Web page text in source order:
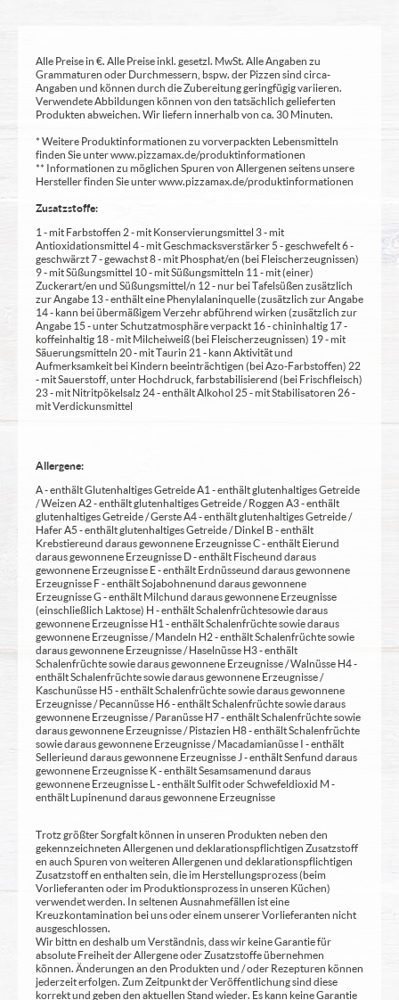
Alle Preise in €. Alle Preise inkl. gesetzl. MwSt. Alle Angaben zu
Grammaturen oder Durchmessern, bspw. der Pizzen sind circa-
Angaben und können durch die Zubereitung geringfügig variieren.
Verwendete Abbildungen können von den tatsächlich gelieferten
Produkten abweichen. Wir liefern innerhalb von ca. 30 Minuten.
* Weitere Produktinformationen zu vorverpackten Lebensmitteln
finden Sie unter www.pizzamax.de/produktinformationen
** Informationen zu möglichen Spuren von Allergenen seitens unsere
Hersteller finden Sie unter www.pizzamax.de/produktinformationen
Zusatzstoffe:
1 - mit Farbstoffen 2 - mit Konservierungsmittel 3 - mit
Antioxidationsmittel 4 - mit Geschmacksverstärker 5 - geschwefelt 6 -
geschwärzt 7 - gewachst 8 - mit Phosphat/en (bei Fleischerzeugnissen)
9 - mit Süßungsmittel 10 - mit Süßungsmitteln 11 - mit (einer)
Zuckerart/en und Süßungsmittel/n 12 - nur bei Tafelsüßen zusätzlich
zur Angabe 13 - enthält eine Phenylalaninquelle (zusätzlich zur Angabe
14 - kann bei übermäßigem Verzehr abführend wirken (zusätzlich zur
Angabe 15 - unter Schutzatmosphäre verpackt 16 - chininhaltig 17 -
koffeinhaltig 18 - mit Milcheiweiß (bei Fleischerzeugnissen) 19 - mit
Säuerungsmitteln 20 - mit Taurin 21 - kann Aktivität und
Aufmerksamkeit bei Kindern beeinträchtigen (bei Azo-Farbstoffen) 22
- mit Sauerstoff, unter Hochdruck, farbstabilisierend (bei Frischfleisch)
23 - mit Nitritpökelsalz 24 - enthält Alkohol 25 - mit Stabilisatoren 26 -
mit Verdickunsmittel
Allergene:
A - enthält Glutenhaltiges Getreide A1 - enthält glutenhaltiges Getreide
/ Weizen A2 - enthält glutenhaltiges Getreide / Roggen A3 - enthält
glutenhaltiges Getreide / Gerste A4 - enthält glutenhaltiges Getreide /
Hafer A5 - enthält glutenhaltiges Getreide / Dinkel B - enthält
Krebstiere und daraus gewonnene Erzeugnisse C - enthält Eier und
daraus gewonnene Erzeugnisse D - enthält Fische und daraus
gewonnene Erzeugnisse E - enthält Erdnüsse und daraus gewonnene
Erzeugnisse F - enthält Sojabohnen und daraus gewonnene
Erzeugnisse G - enthält Milch und daraus gewonnene Erzeugnisse
(einschließlich Laktose) H - enthält Schalenfrüchte sowie daraus
gewonnene Erzeugnisse H1 - enthält Schalenfrüchte sowie daraus
gewonnene Erzeugnisse / Mandeln H2 - enthält Schalenfrüchte sowie
daraus gewonnene Erzeugnisse / Haselnüsse H3 - enthält
Schalenfrüchte sowie daraus gewonnene Erzeugnisse / Walnüsse H4 -
enthält Schalenfrüchte sowie daraus gewonnene Erzeugnisse /
Kaschunüsse H5 - enthält Schalenfrüchte sowie daraus gewonnene
Erzeugnisse / Pecannüsse H6 - enthält Schalenfrüchte sowie daraus
gewonnene Erzeugnisse / Paranüsse H7 - enthält Schalenfrüchte sowie
daraus gewonnene Erzeugnisse / Pistazien H8 - enthält Schalenfrüchte
sowie daraus gewonnene Erzeugnisse / Macadamianüsse I - enthält
Sellerie und daraus gewonnene Erzeugnisse J - enthält Senf und daraus
gewonnene Erzeugnisse K - enthält Sesamsamen und daraus
gewonnene Erzeugnisse L - enthält Sulfit oder Schwefeldioxid M -
enthält Lupinen und daraus gewonnene Erzeugnisse
Trotz größter Sorgfalt können in unseren Produkten neben den
gekennzeichneten Allergenen und deklarationspflichtigen Zusatzstoff
en auch Spuren von weiteren Allergenen und deklarationspflichtigen
Zusatzstoff en enthalten sein, die im Herstellungsprozess (beim
Vorlieferanten oder im Produktionsprozess in unseren Küchen)
verwendet werden. In seltenen Ausnahmefällen ist eine
Kreuzkontamination bei uns oder einem unserer Vorlieferanten nicht
ausgeschlossen.
Wir bittn en deshalb um Verständnis, dass wir keine Garantie für
absolute Freiheit der Allergene oder Zusatzstoffe übernehmen
können. Änderungen an den Produkten und / oder Rezepturen können
jederzeit erfolgen. Zum Zeitpunkt der Veröffentlichung sind diese
korrekt und geben den aktuellen Stand wieder. Es kann keine Garantie